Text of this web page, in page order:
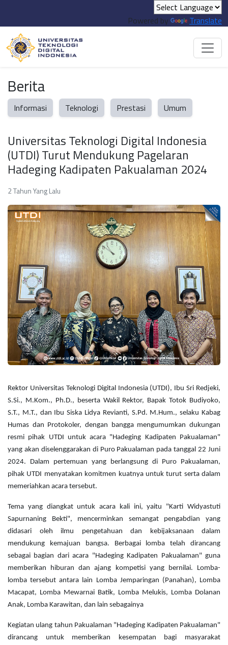
Powered by Translate
Berita
Informasi Teknologi Prestasi Umum
Universitas Teknologi Digital Indonesia
(UTDI) Turut Mendukung Pagelaran
Hadeging Kadipaten Pakualaman 2024
2 Tahun Yang Lalu
Rektor Universitas Teknologi Digital Indonesia (UTDI), Ibu Sri Redjeki,
S.Si., M.Kom., Ph.D., beserta Wakil Rektor, Bapak Totok Budiyoko,
S.T., M.T., dan Ibu Siska Lidya Revianti, S.Pd. M.Hum., selaku Kabag
Humas dan Protokoler, dengan bangga mengumumkan dukungan
resmi pihak UTDI untuk acara "Hadeging Kadipaten Pakualaman"
yang akan diselenggarakan di Puro Pakualaman pada tanggal 22 Juni
2024. Dalam pertemuan yang berlangsung di Puro Pakualaman,
pihak UTDI menyatakan komitmen kuatnya untuk turut serta dalam
memeriahkan acara tersebut.
Tema yang diangkat untuk acara kali ini, yaitu "Karti Widyastuti
Sapurnaning Bekti", mencerminkan semangat pengabdian yang
didasari oleh ilmu pengetahuan dan kebijaksanaan dalam
mendukung kemajuan bangsa. Berbagai lomba telah dirancang
sebagai bagian dari acara "Hadeging Kadipaten Pakualaman" guna
memberikan hiburan dan ajang kompetisi yang bernilai. Lomba-
lomba tersebut antara lain Lomba Jemparingan (Panahan), Lomba
Macapat, Lomba Mewarnai Batik, Lomba Melukis, Lomba Dolanan
Anak, Lomba Karawitan, dan lain sebagainya
Kegiatan ulang tahun Pakualaman "Hadeging Kadipaten Pakualaman"
dirancang untuk memberikan kesempatan bagi masyarakat